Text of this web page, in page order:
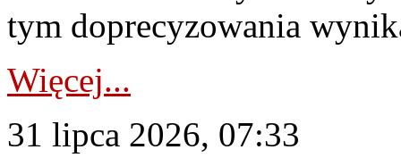
tym doprecyzowania
Więcej...
31 lipca 2026, 07:33